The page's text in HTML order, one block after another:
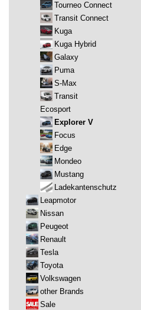
Tourneo Connect
Transit Connect
Kuga
Kuga Hybrid
Galaxy
Puma
S-Max
Transit
Ecosport
Explorer V
Focus
Edge
Mondeo
Mustang
Ladekantenschutz
Leapmotor
Nissan
Peugeot
Renault
Tesla
Toyota
Volkswagen
other Brands
Sale